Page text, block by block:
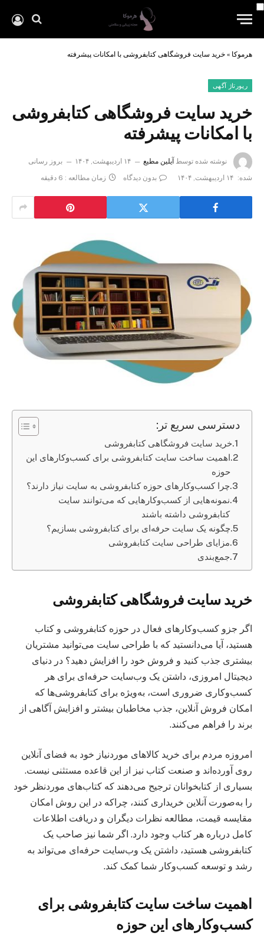
هرموکا » خرید سایت فروشگاهی کتابفروشی با امکانات پیشرفته
رپورتاژ آگهی
خرید سایت فروشگاهی کتابفروشی
با امکانات پیشرفته
نوشته شده توسط آیلین مطیع ۱۴ اردیبهشت, ۱۴۰۴
بروز رسانی
شده: ۱۴ اردیبهشت, ۱۴۰۴ بدون دیدگاه زمان مطالعه : 6 دقیقه
دسترسی سریع تر:
خرید سایت فروشگاهی کتابفروشی
اهمیت ساخت سایت کتابفروشی برای کسب‌وکارهای این
حوزه
چرا کسب‌وکارهای حوزه کتابفروشی به سایت نیاز دارند؟
نمونه‌هایی از کسب‌وکارهایی که می‌توانند سایت
کتابفروشی داشته باشند
چگونه یک سایت حرفه‌ای برای کتابفروشی بسازیم؟
مزایای طراحی سایت کتابفروشی
جمع‌بندی
خرید سایت فروشگاهی کتابفروشی
اگر جزو کسب‌وکارهای فعال در حوزه کتابفروشی و کتاب
هستید، آیا می‌دانستید که با طراحی سایت می‌توانید مشتریان
بیشتری جذب کنید و فروش خود را افزایش دهید؟ در دنیای
دیجیتال امروزی، داشتن یک وب‌سایت حرفه‌ای برای هر
کسب‌وکاری ضروری است، به‌ویژه برای کتابفروشی‌ها که
امکان فروش آنلاین، جذب مخاطبان بیشتر و افزایش آگاهی از
برند را فراهم می‌کنند.
امروزه مردم برای خرید کالاهای موردنیاز خود به فضای آنلاین
روی آورده‌اند و صنعت کتاب نیز از این قاعده مستثنی نیست.
بسیاری از کتابخوانان ترجیح می‌دهند که کتاب‌های موردنظر خود
را به‌صورت آنلاین خریداری کنند، چراکه در این روش امکان
مقایسه قیمت، مطالعه نظرات دیگران و دریافت اطلاعات
کامل درباره هر کتاب وجود دارد. اگر شما نیز صاحب یک
کتابفروشی هستید، داشتن یک وب‌سایت حرفه‌ای می‌تواند به
رشد و توسعه کسب‌وکار شما کمک کند.
اهمیت ساخت سایت کتابفروشی برای
کسب‌وکارهای این حوزه